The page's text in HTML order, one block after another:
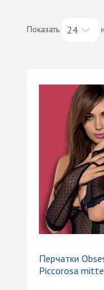
Показать 24
Перчатки
Piccorosa